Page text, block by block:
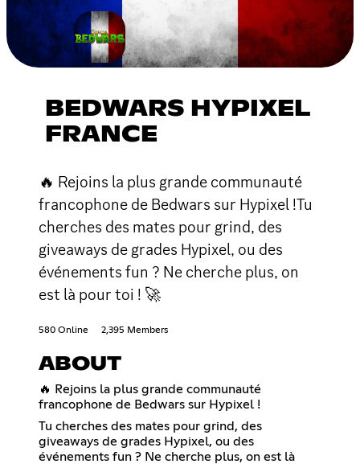
BEDWARS HYPIXEL
FRANCE
🔥 Rejoins la plus grande communauté
francophone de Bedwars sur Hypixel !Tu
cherches des mates pour grind, des
giveaways de grades Hypixel, ou des
événements fun ? Ne cherche plus, on
est là pour toi ! 🚀
580 Online 2,395 Members
ABOUT
🔥 Rejoins la plus grande communauté
francophone de Bedwars sur Hypixel !
Tu cherches des mates pour grind, des
giveaways de grades Hypixel, ou des
événements fun ? Ne cherche plus, on est là